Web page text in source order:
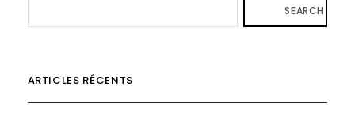
SEARCH
ARTICLES RÉCENTS